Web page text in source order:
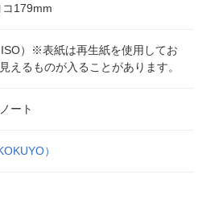
179mm
）※表紙は再生紙を使用してお
えるものが入ることがあります。
ート
）